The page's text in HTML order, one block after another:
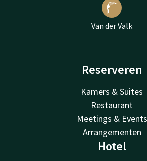
Van der Valk
Reserveren
Kamers & Suites
Restaurant
Meetings & Events
Arrangementen
Hotel